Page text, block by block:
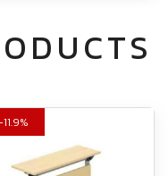
11.9%